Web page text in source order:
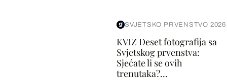
SVJETSKO PRVENSTVO 2026
KVIZ Deset fotografija sa
Svjetskog prvenstva:
Sjećate li se ovih
trenutaka?...